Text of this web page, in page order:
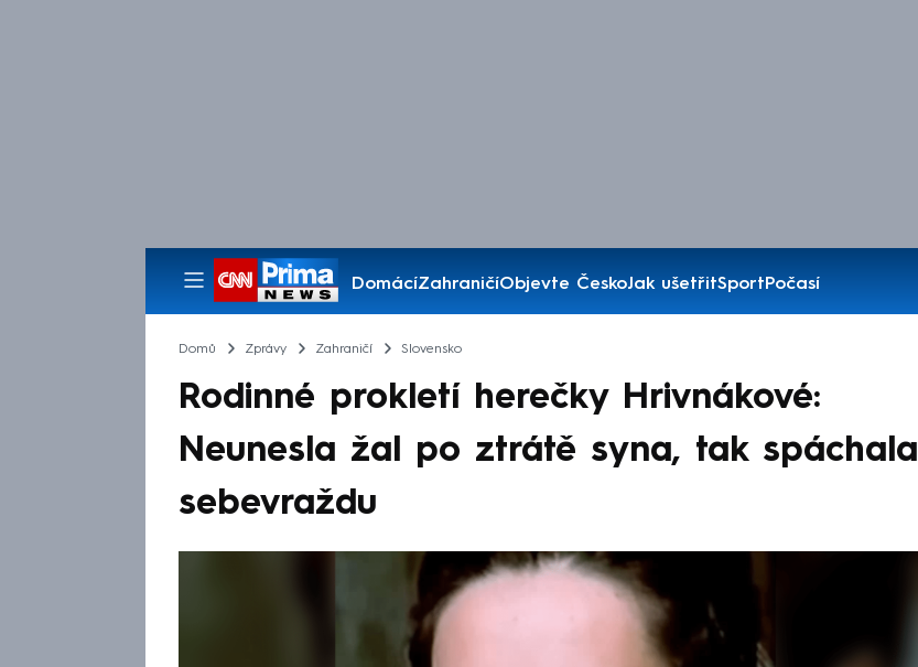
DomácíZahraničíObjevte ČeskoJak ušetřitSportPočasí
Pořady
Domů Zprávy Zahraničí Slovensko
Rodinné prokletí herečky Hrivnákové:
Neunesla žal po ztrátě syna, tak spáchala
sebevraždu